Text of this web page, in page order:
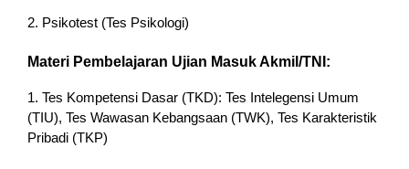
2. Psikotest (Tes Psikologi)
Materi Pembelajaran Ujian Masuk Akmil/TNI:
1. Tes Kompetensi Dasar (TKD): Tes Intelegensi Umum
(TIU), Tes Wawasan Kebangsaan (TWK), Tes Karakteristik
Pribadi (TKP)